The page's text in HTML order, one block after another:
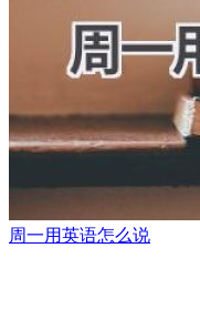
周一用英语怎么说